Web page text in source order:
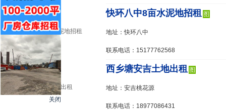
快环八中8亩水泥地招租 图
地址：快环八中
联系电话：15177762568
西乡塘安吉土地出租 图
地址：安吉桃花源
联系电话：18977086431
关闭